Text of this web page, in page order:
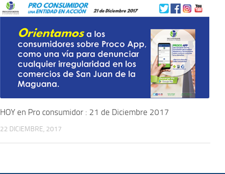
HOY en Pro consumidor : 21 de Diciembre 2017
22 DICIEMBRE, 2017